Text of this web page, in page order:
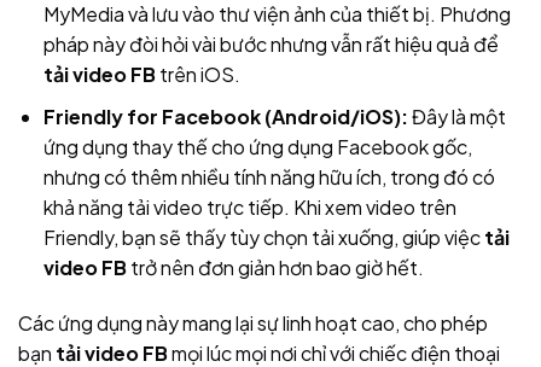
MyMedia và lưu vào thư viện ảnh của thiết bị. Phương
pháp này đòi hỏi vài bước nhưng vẫn rất hiệu quả để
tải video FBtrên iOS.
Friendly for Facebook (Android/iOS):Đây là một
ứng dụng thay thế cho ứng dụng Facebook gốc,
nhưng có thêm nhiều tính năng hữu ích, trong đó có
khả năng tải video trực tiếp. Khi xem video trên
Friendly, bạn sẽ thấy tùy chọn tải xuống, giúp việctải
video FBtrở nên đơn giản hơn bao giờ hết.
Các ứng dụng này mang lại sự linh hoạt cao, cho phép
bạn tải video FBmọi lúc mọi nơi chỉ với chiếc điện thoại